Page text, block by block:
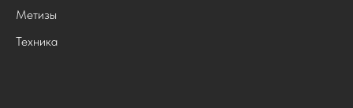
Метизы
Техника